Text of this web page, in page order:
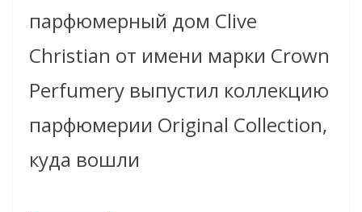
парфюмерный дом Clive
Christian от имени марки Crown
Perfumery выпустил коллекцию
парфюмерии Original Collection,
куда вошли